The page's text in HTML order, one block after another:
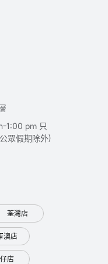
1:00 pm 只
眾假期除外)
荃灣店
澳店
店